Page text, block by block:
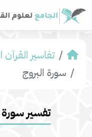
تفاسير القرآن
سورة البروج
تفسير سورة